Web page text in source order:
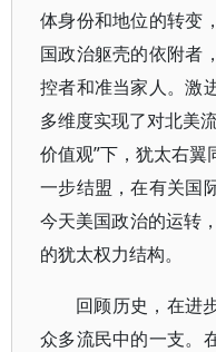
体身份和地位的转变
国政治躯壳的依附者
控者和准当家人。激
多维度实现了对北美
价值观”下，犹太右
一步结盟，在有关国
今天美国政治的运转
的犹太权力结构。
回顾历史，在进
众多流民中的一支。